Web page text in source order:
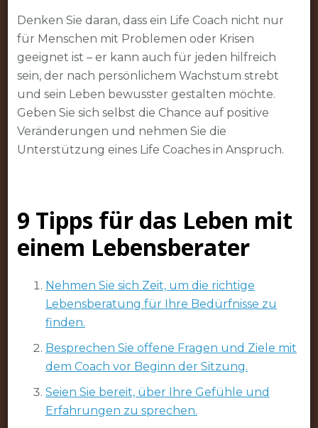
Denken Sie daran, dass ein Life Coach nicht nur
für Menschen mit Problemen oder Krisen
geeignet ist – er kann auch für jeden hilfreich
sein, der nach persönlichem Wachstum strebt
und sein Leben bewusster gestalten möchte.
Geben Sie sich selbst die Chance auf positive
Veränderungen und nehmen Sie die
Unterstützung eines Life Coaches in Anspruch.
9 Tipps für das Leben mit
einem Lebensberater
Nehmen Sie sich Zeit, um die richtige
Lebensberatung für Ihre Bedürfnisse zu
finden.
Besprechen Sie offene Fragen und Ziele mit
dem Coach vor Beginn der Sitzung.
Seien Sie bereit, über Ihre Gefühle und
Erfahrungen zu sprechen.